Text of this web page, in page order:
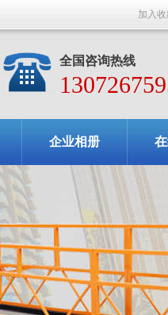
加入
全国咨询热线
企业相册